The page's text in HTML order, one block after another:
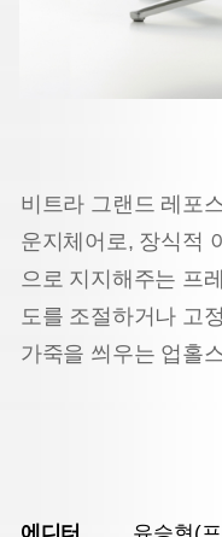
비트라 그랜드 레포
운지체어로, 장식적
으로 지지해주는 프
도를 조절하거나 고
가죽을 씌우는 업홀
에디터
유승현(